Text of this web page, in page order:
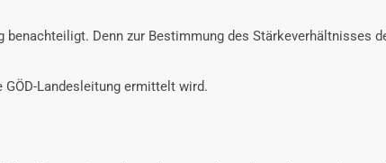
Denn zur Bestimmung des Stärkeverhältnisses
Landesleitung ermittelt wird.